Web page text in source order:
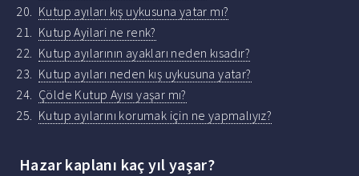
Kutup ayıları kış uykusuna yatar mı?
Kutup Ayilari ne renk?
Kutup ayılarının ayakları neden kısadır?
Kutup ayıları neden kış uykusuna yatar?
Çölde Kutup Ayısı yaşar mı?
Kutup ayılarını korumak için ne yapmalıyız?
Hazar kaplanı kaç yıl yaşar?